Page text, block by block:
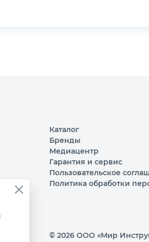
Каталог
Бренды
Медиацентр
Гарантия и сервис
Пользовательское
Политика обработки
© 2026 ООО «Мир